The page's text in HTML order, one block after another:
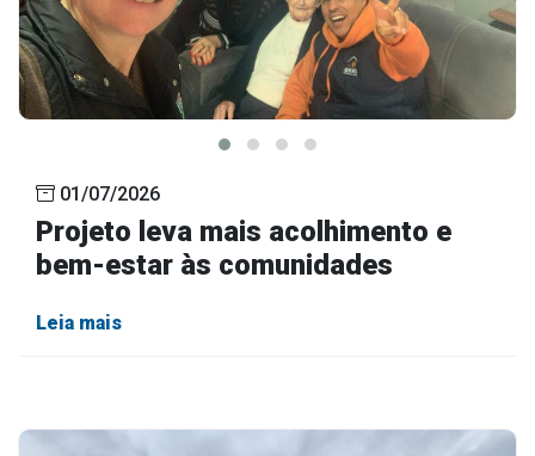
01/07/2026
Projeto leva mais acolhimento e
bem-estar às comunidades
Leia mais